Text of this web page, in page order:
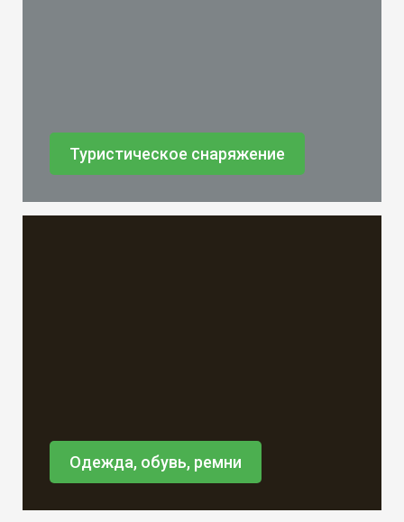
Туристическое снаряжение
Одежда, обувь, ремни